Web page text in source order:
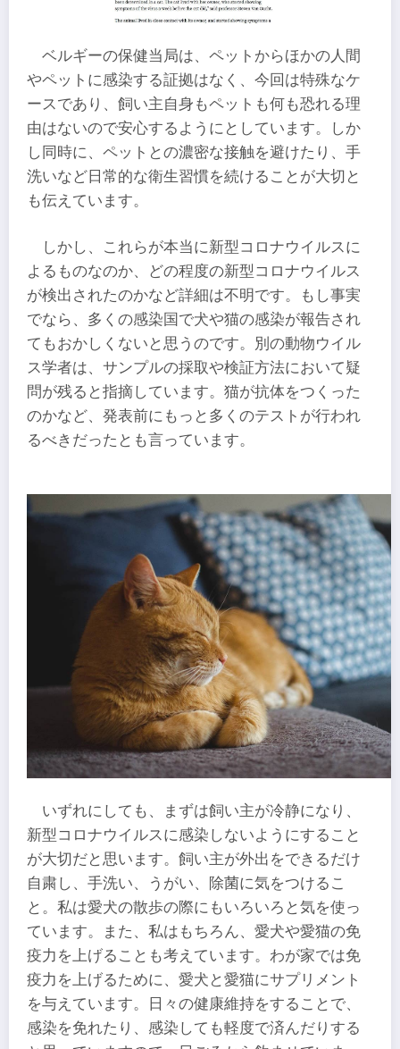
ベルギーの保健当局は、ペットからほかの人間
やペットに感染する証拠はなく、今回は特殊なケ
ースであり、飼い主自身もペットも何も恐れる理
由はないので安心するようにとしています。しか
し同時に、ペットとの濃密な接触を避けたり、手
洗いなど日常的な衛生習慣を続けることが大切と
も伝えています。
しかし、これらが本当に新型コロナウイルスに
よるものなのか、どの程度の新型コロナウイルス
が検出されたのかなど詳細は不明です。もし事実
でなら、多くの感染国で犬や猫の感染が報告され
てもおかしくないと思うのです。別の動物ウイル
ス学者は、サンプルの採取や検証方法において疑
問が残ると指摘しています。猫が抗体をつくった
のかなど、発表前にもっと多くのテストが行​​われ
るべきだったとも言っています。
いずれにしても、まずは飼い主が冷静になり、
新型コロナウイルスに感染しないようにすること
が大切だと思います。飼い主が外出をできるだけ
自粛し、手洗い、うがい、除菌に気をつけるこ
と。私は愛犬の散歩の際にもいろいろと気を使っ
ています。また、私はもちろん、愛犬や愛猫の免
疫力を上げることも考えています。わが家では免
疫力を上げるために、愛犬と愛猫にサプリメント
を与えています。日々の健康維持をすることで、
感染を免れたり、感染しても軽度で済んだりする